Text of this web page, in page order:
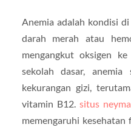
Anemia adalah kondisi
darah merah atau
mengangkut oksigen
sekolah dasar, anemia
kekurangan gizi,
vitamin B12.situs
memengaruhi kesehatan